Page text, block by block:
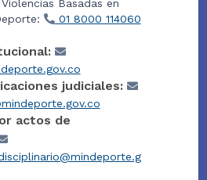
Basadas en
01 8000 114060
judiciales:
actos de